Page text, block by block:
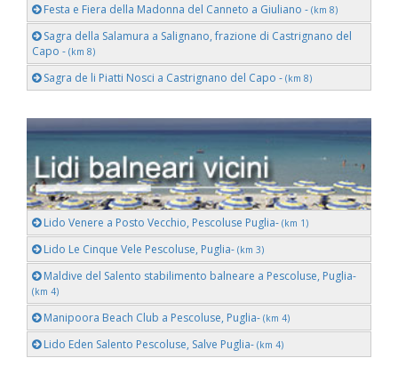
Festa e Fiera della Madonna del Canneto a Giuliano - (km 8)
Sagra della Salamura a Salignano, frazione di Castrignano del
Capo - (km 8)
Sagra de li Piatti Nosci a Castrignano del Capo - (km 8)
Lido Venere a Posto Vecchio, Pescoluse Puglia- (km 1)
Lido Le Cinque Vele Pescoluse, Puglia- (km 3)
Maldive del Salento stabilimento balneare a Pescoluse, Puglia-
(km 4)
Manipoora Beach Club a Pescoluse, Puglia- (km 4)
Lido Eden Salento Pescoluse, Salve Puglia- (km 4)